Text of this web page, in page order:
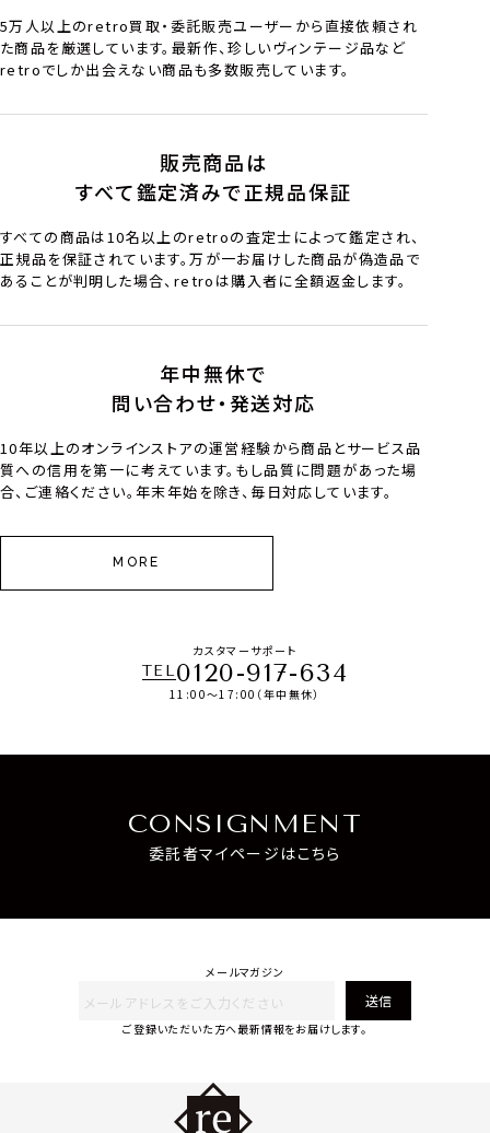
5万人以上のretro買取・委託販売ユーザーから直接依頼され
た商品を厳選しています。最新作、珍しいヴィンテージ品など
retroでしか出会えない商品も多数販売しています。
販売商品は
すべて鑑定済みで正規品保証
すべての商品は10名以上のretroの査定士によって鑑定され、
正規品を保証されています。万が一お届けした商品が偽造品で
あることが判明した場合、retroは購入者に全額返金します。
年中無休で
問い合わせ・発送対応
10年以上のオンラインストアの運営経験から商品とサービス品
質への信用を第一に考えています。もし品質に問題があった場
合、ご連絡ください。年末年始を除き、毎日対応しています。
MORE
カスタマーサポート
TEL0120-917-634
11:00～17:00（年中無休）
CONSIGNMENT
委託者マイページはこちら
メールマガジン
送信
ご登録いただいた方へ最新情報をお届けします。